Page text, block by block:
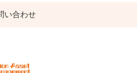
い合わせ